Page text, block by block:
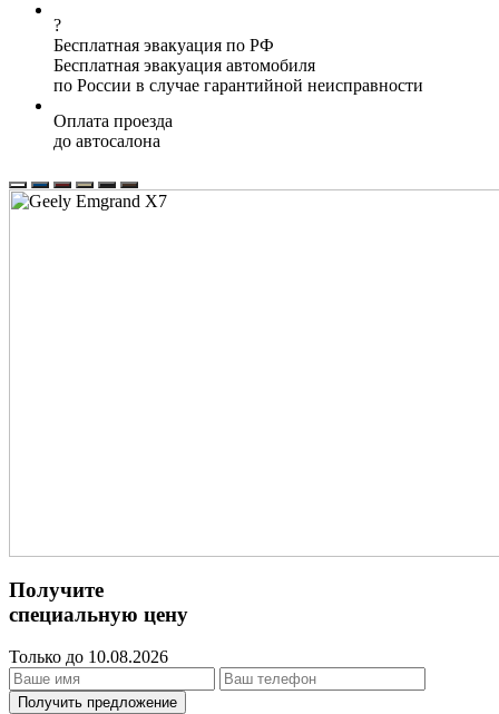
?
Бесплатная эвакуация по РФ
Бесплатная эвакуация автомобиля
по России в случае гарантийной неисправности
Оплата проезда
до автосалона
Получите
специальную цену
Только до 10.08.2026
Получить предложение